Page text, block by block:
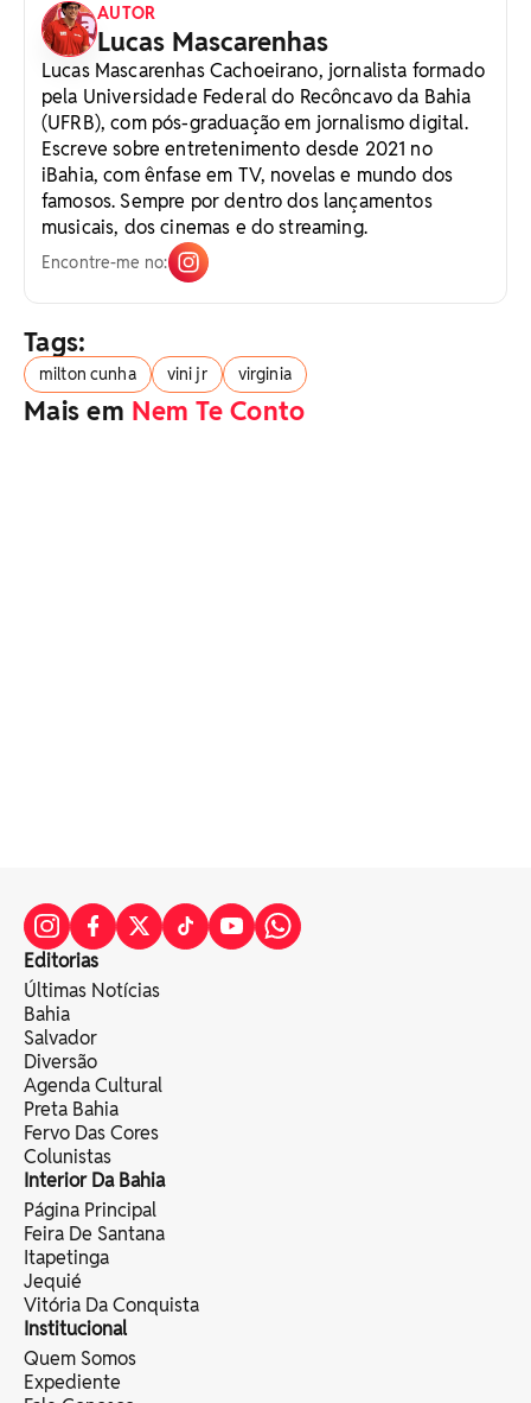
AUTOR
Lucas Mascarenhas
Lucas Mascarenhas Cachoeirano, jornalista formado
pela Universidade Federal do Recôncavo da Bahia
(UFRB), com pós-graduação em jornalismo digital.
Escreve sobre entretenimento desde 2021 no
iBahia, com ênfase em TV, novelas e mundo dos
famosos. Sempre por dentro dos lançamentos
musicais, dos cinemas e do streaming.
Encontre-me no:
Tags:
milton cunha vini jr virginia
Mais em Nem Te Conto
Editorias
Últimas Notícias
Bahia
Salvador
Diversão
Agenda Cultural
Preta Bahia
Fervo Das Cores
Colunistas
Interior Da Bahia
Página Principal
Feira De Santana
Itapetinga
Jequié
Vitória Da Conquista
Institucional
Quem Somos
Expediente